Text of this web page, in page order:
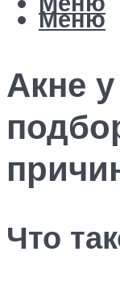
Меню
Акне
Что